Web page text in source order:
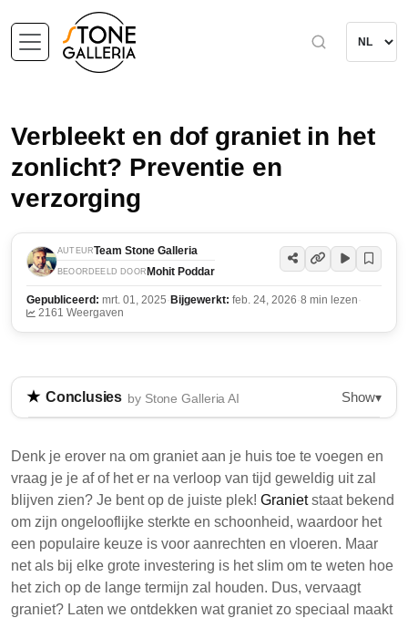
Verbleekt en dof graniet in het
zonlicht? Preventie en
verzorging
AUTEURTeam Stone Galleria
BEOORDEELD DOOR Mohit Poddar
Gepubliceerd: mrt. 01, 2025· Bijgewerkt: feb. 24, 2026·8 min lezen·
2161 Weergaven
Conclusies by Stone Galleria AI Show▾
gebruikt voor aanrechten en vloeren, bekend om zijn
weerstand tegen vervaging. Hoewel het over het
algemeen zijn kleur behoudt, kan langdurige UV-
blootstelling leiden tot subtiele veranderingen, vooral
bij lichter gekleurde variëteiten. Juiste afdichting en
onderhoud zijn essentieel om het uiterlijk in de loop
van de tijd te behouden.
Graniet is sterk en vervaagt doorgaans niet
Denk je erover na om graniet aan je huis toe te voegen en
vraag je je af of het er na verloop van tijd geweldig uit zal
blijven zien? Je bent op de juiste plek! Granietstaat bekend
om zijn ongelooflijke sterkte en schoonheid, waardoor het
een populaire keuze is voor aanrechten en vloeren. Maar
net als bij elke grote investering is het slim om te weten hoe
het zich op de lange termijn zal houden. Dus, vervaagt
graniet? Laten we ontdekken wat graniet zo speciaal maakt